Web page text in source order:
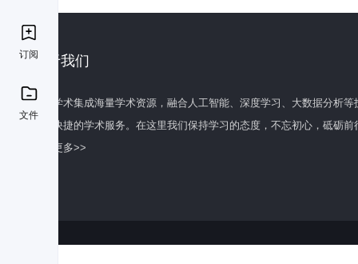
订阅
文件
关于我们
百度学术集成海量学术资源，融合人工智能、深度学习、大数据分析
全面快捷的学术服务。在这里我们保持学习的态度，不忘初心，砥砺前
了解更多>>